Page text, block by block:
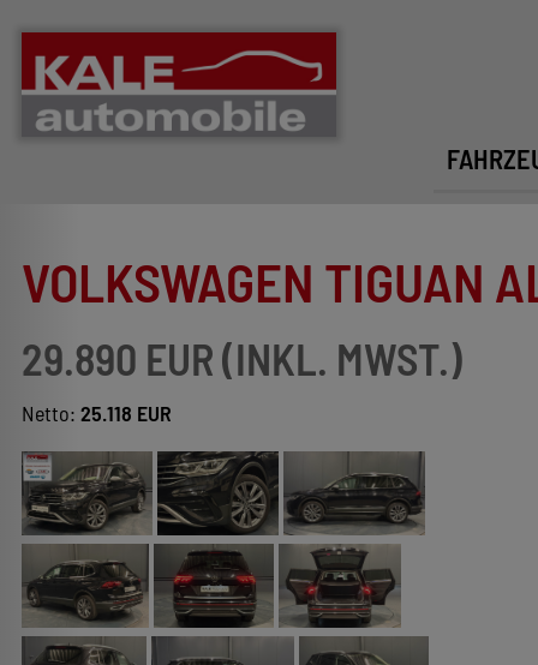
VOLKSWAGEN TIGUAN
29.890 EUR (INKL. MWST.)
Netto: 25.118 EUR